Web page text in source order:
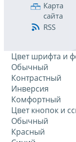
Карта
сайта
RSS
Цвет шрифта и
Обычный
Контрастный
Инверсия
Комфортный
Цвет кнопок и
Обычный
Красный